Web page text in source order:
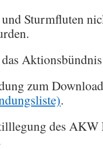
und Sturmfluten
zum
.
des AKW